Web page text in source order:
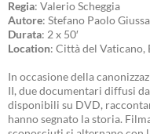
Regia: Valerio Scheggia
Autore: Stefano Paolo
Durata: 2 x 50′
Location: Città del Vaticano,
In occasione della
II, due documentari diffusi
disponibili su DVD,
hanno segnato la storia.